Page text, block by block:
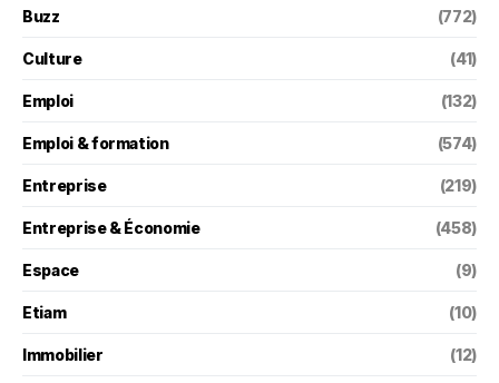
Buzz (772)
Culture (41)
Emploi (132)
Emploi & formation (574)
Entreprise (219)
Entreprise & Économie (458)
Espace (9)
Etiam (10)
Immobilier (12)